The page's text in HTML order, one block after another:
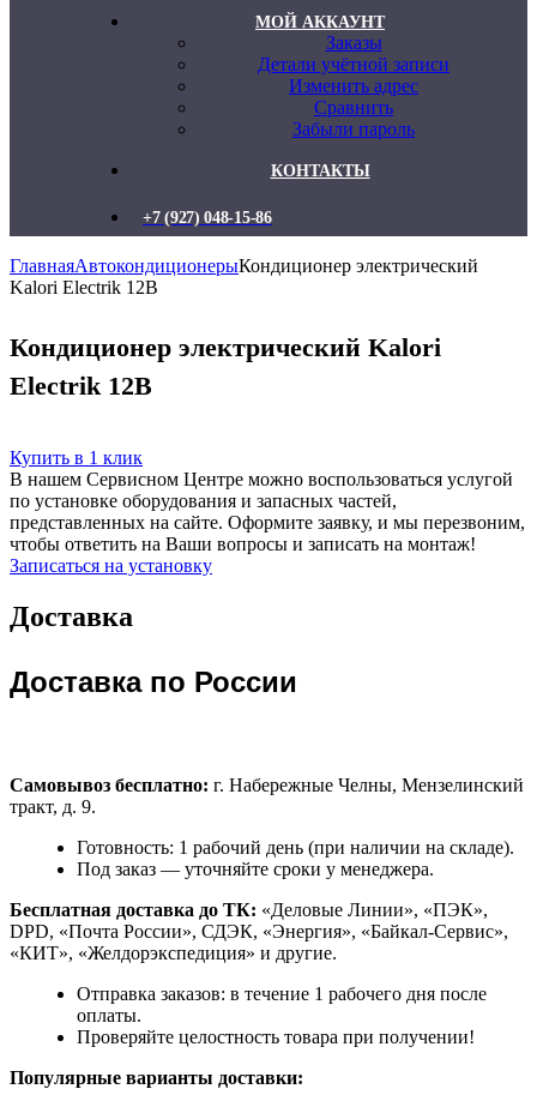
МОЙ АККАУНТ
Заказы
Детали учётной записи
Изменить адрес
Сравнить
Забыли пароль
КОНТАКТЫ
+7 (927) 048-15-86
ГлавнаяАвтокондиционерыКондиционер электрический
Kalori Electrik 12В
Кондиционер электрический Kalori
Electrik 12В
Купить в 1 клик
В нашем Сервисном Центре можно воспользоваться услугой
по установке оборудования и запасных частей,
представленных на сайте. Оформите заявку, и мы перезвоним,
чтобы ответить на Ваши вопросы и записать на монтаж!
Записаться на установку
Доставка
Доставка по России
Самовывоз бесплатно: г. Набережные Челны, Мензелинский
тракт, д. 9.
Готовность: 1 рабочий день (при наличии на складе).
Под заказ — уточняйте сроки у менеджера.
Бесплатная доставка до ТК: «Деловые Линии», «ПЭК»,
DPD, «Почта России», СДЭК, «Энергия», «Байкал-Сервис»,
«КИТ», «Желдорэкспедиция» и другие.
Отправка заказов: в течение 1 рабочего дня после
оплаты.
Проверяйте целостность товара при получении!
Популярные варианты доставки: